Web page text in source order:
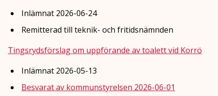
Inlämnat 2026-06-24
Remitterad till teknik- och fritidsnämnden
Tingsrydsförslag om uppförande av toalett vid Korrö
Inlämnat 2026-05-13
Besvarat av kommunstyrelsen 2026-06-01